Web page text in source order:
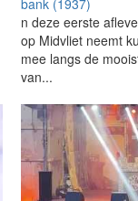
n deze eerste
op Midvliet neemt
mee langs de
van...